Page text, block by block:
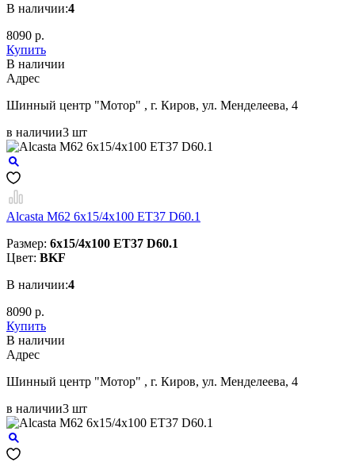
В наличии:4
8090 р.
Купить
В наличии
Aдрес
Шинный центр "Мотор" , г. Киров, ул. Менделеева, 4
в наличии3 шт
Alcasta M62 6x15/4x100 ET37 D60.1
Размер: 6x15/4x100 ET37 D60.1
Цвет: BKF
В наличии:4
8090 р.
Купить
В наличии
Aдрес
Шинный центр "Мотор" , г. Киров, ул. Менделеева, 4
в наличии3 шт